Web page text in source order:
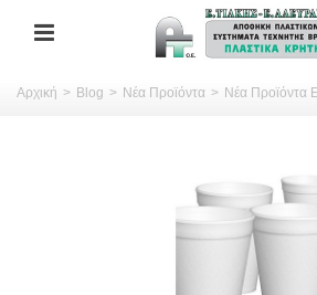
Αρχική > Blog > Νέα Προϊόντα > Νέα Προϊόντα